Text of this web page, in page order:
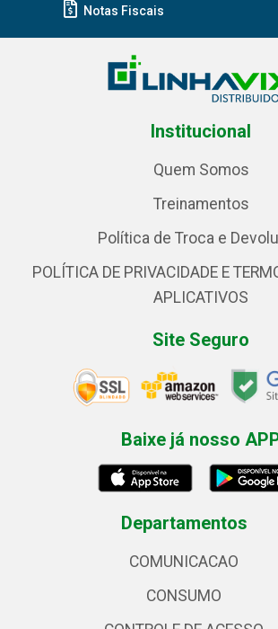
Notas Fiscais
Institucional
Quem Somos
Treinamentos
Política de Troca e
POLÍTICA DE PRIVACIDADE E
APLICATIVOS
Site Seguro
Baixe já nosso
Departamentos
COMUNICACAO
CONSUMO